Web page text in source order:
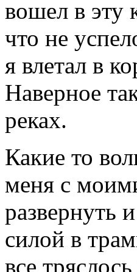
вошел в эту
что не
я влетал в
Наверное
реках.
Какие то
меня с
развернуть
силой в
все